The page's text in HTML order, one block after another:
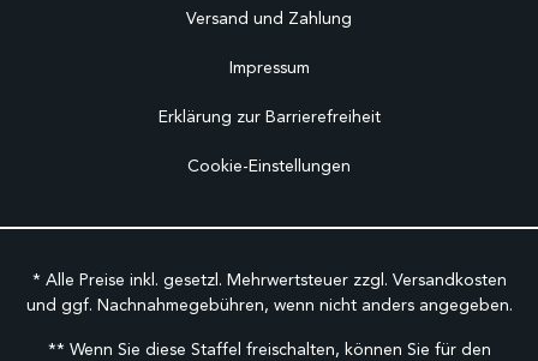
Versand und Zahlung
Impressum
Erklärung zur Barrierefreiheit
Cookie-Einstellungen
* Alle Preise inkl. gesetzl. Mehrwertsteuer zzgl. Versandkosten
und ggf. Nachnahmegebühren, wenn nicht anders angegeben.
** Wenn Sie diese Staffel freischalten, können Sie für den